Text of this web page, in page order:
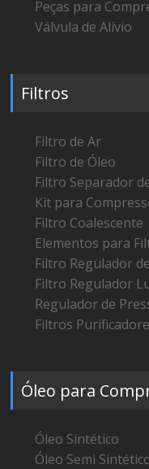
Peças para
Válvula de Alívio
Filtros
Filtro de Ar
Filtro de Óleo
Filtro Separador
Kit para
Filtro Coalescente
Elementos para
Filtro Regulador
Filtro Regulador
Regulador de
Filtros
Óleo para
Óleo Sintético
Óleo Semi